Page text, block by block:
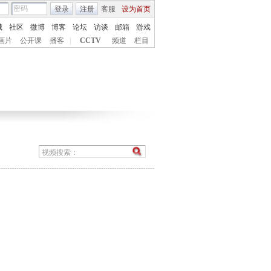
客服 设为首页
登录 注册
社区 微博 博客 论坛 访谈 邮箱
游戏
片
公开课 播客 CCTV 频道 栏目